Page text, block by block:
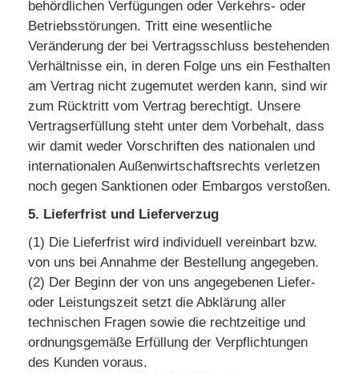
behördlichen Verfügungen oder Verkehrs- oder
Betriebsstörungen. Tritt eine wesentliche
Veränderung der bei Vertragsschluss bestehenden
Verhältnisse ein, in deren Folge uns ein Festhalten
am Vertrag nicht zugemutet werden kann, sind wir
zum Rücktritt vom Vertrag berechtigt. Unsere
Vertragserfüllung steht unter dem Vorbehalt, dass
wir damit weder Vorschriften des nationalen und
internationalen Außenwirtschaftsrechts verletzen
noch gegen Sanktionen oder Embargos verstoßen.
5. Lieferfrist und Lieferverzug
(1) Die Lieferfrist wird individuell vereinbart bzw.
von uns bei Annahme der Bestellung angegeben.
(2) Der Beginn der von uns angegebenen Liefer-
oder Leistungszeit setzt die Abklärung aller
technischen Fragen sowie die rechtzeitige und
ordnungsgemäße Erfüllung der Verpflichtungen
des Kunden voraus.